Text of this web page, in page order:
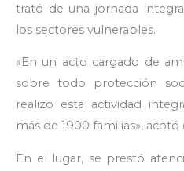
trató de una jornada
los sectores vulnerables.
«En un acto cargado de
sobre todo protección
realizó esta actividad
más de 1900 familias»,
En el lugar, se prestó